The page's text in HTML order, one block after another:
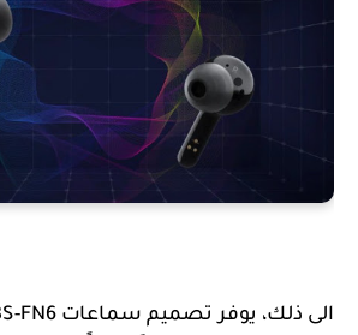
الى ذلك، يوفر تصميم سماعاتFN6